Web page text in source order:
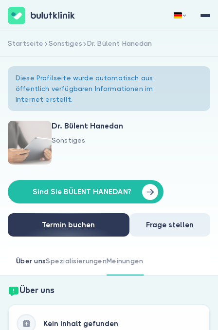
Über uns
Für Patienten
Für Ärzte
Jetzt registrieren Anmelden
Startseite Sonstiges Dr. Bülent Hanedan
Diese Profilseite wurde automatisch aus
öffentlich verfügbaren Informationen im
Internet erstellt.
Dr. Bülent Hanedan
Sonstiges
Sind Sie BÜLENT HANEDAN?
Termin buchen Frage stellen
Über unsSpezialisierungenMeinungen
Über uns
Kein Inhalt gefunden